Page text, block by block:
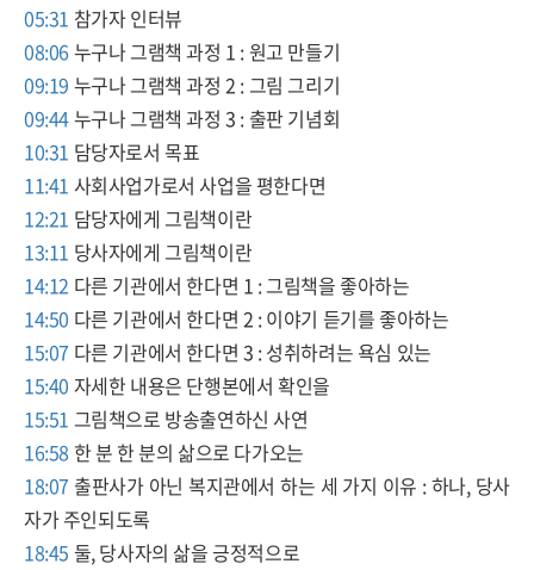
05:31 참가자 인터뷰
08:06누구나 그램책 과정 1 : 원고 만들기
09:19 누구나 그램책 과정 2 : 그림 그리기
09:44누구나 그램책 과정 3 : 출판 기념회
10:31 담당자로서 목표
11:41 사회사업가로서 사업을 평한다면
12:21 담당자에게 그림책이란
13:11 당사자에게 그림책이란
14:12 다른 기관에서 한다면 1 : 그림책을 좋아하는
14:50 다른 기관에서 한다면 2 : 이야기 듣기를 좋아하는
15:07 다른 기관에서 한다면 3 : 성취하려는 욕심 있는
15:40 자세한 내용은 단행본에서 확인을
15:51 그림책으로 방송출연하신 사연
16:58 한 분 한 분의 삶으로 다가오는
18:07 출판사가 아닌 복지관에서 하는 세 가지 이유 : 하나, 당사
자가 주인되도록
18:45 둘, 당사자의 삶을 긍정적으로